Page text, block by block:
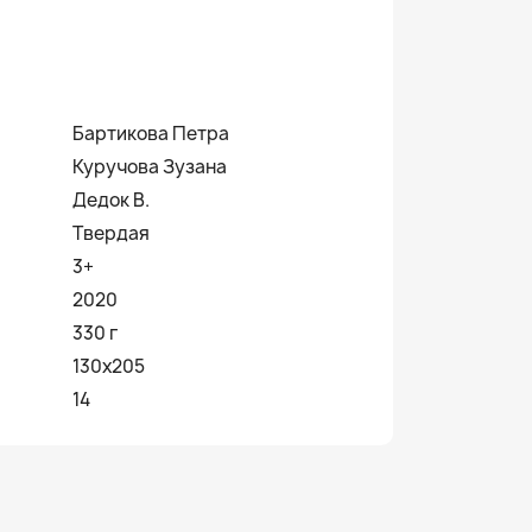
Бартикова Петра
Куручова Зузана
Дедок В.
Твердая
3+
2020
330 г
130х205
14